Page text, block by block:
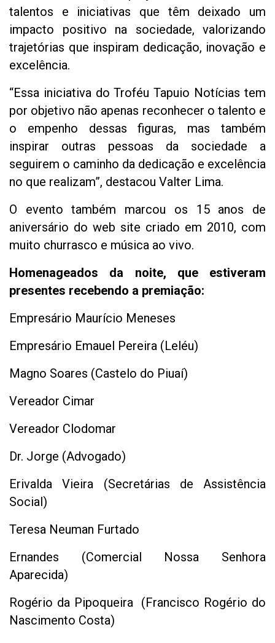
talentos e iniciativas que têm deixado um
impacto positivo na sociedade, valorizando
trajetórias que inspiram dedicação, inovação e
excelência.
“Essa iniciativa do Troféu Tapuio Notícias tem
por objetivo não apenas reconhecer o talento e
o empenho dessas figuras, mas também
inspirar outras pessoas da sociedade a
seguirem o caminho da dedicação e excelência
no que realizam”, destacou Valter Lima.
O evento também marcou os 15 anos de
aniversário do web site criado em 2010, com
muito churrasco e música ao vivo.
Homenageados da noite, que estiveram
presentes recebendo a premiação:
Empresário Maurício Meneses
Empresário Emauel Pereira (Leléu)
Magno Soares (Castelo do Piuaí)
Vereador Cimar
Vereador Clodomar
Dr. Jorge (Advogado)
Erivalda Vieira (Secretárias de Assistência
Social)
Teresa Neuman Furtado
Ernandes (Comercial Nossa Senhora
Aparecida)
Rogério da Pipoqueira (Francisco Rogério do
Nascimento Costa)